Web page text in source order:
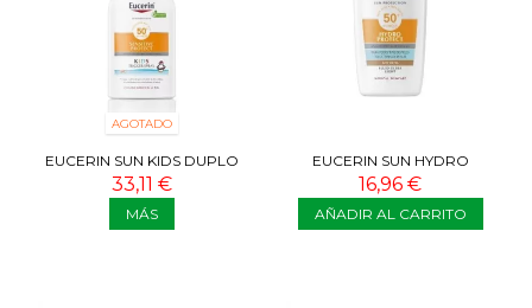
AGOTADO
EUCERIN SUN KIDS DUPLO
SPRAY SENSITIVE PROTECT
SPF 50+...
33,11 €
MÁS
EUCERIN SUN HYDRO
PROTECT COLOR MEDIO
SPF50+ FLUIDO 50 ML
16,96 €
AÑADIR AL CARRITO